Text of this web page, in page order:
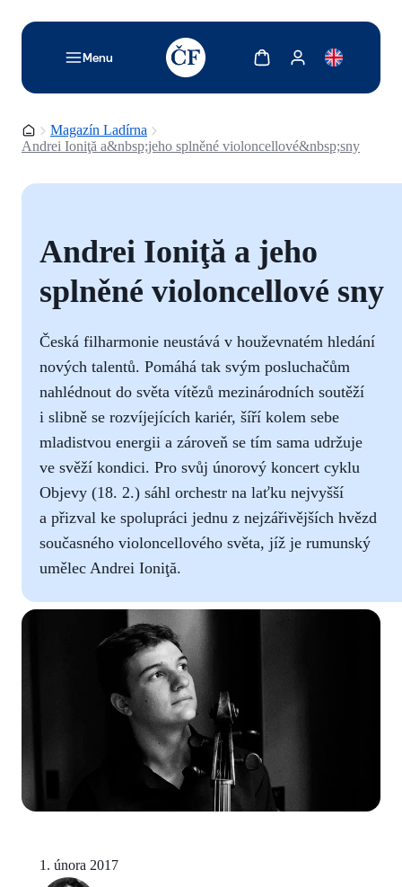
Menu
TODO: Add description for reader
Zobrazit košíkZobrazit můj účet
Domovská stránka
Magazín Ladírna
Andrei Ioniţă a&nbsp;jeho splněné violoncellové&nbsp;sny
Andrei Ioniţă a jeho
splněné violoncellové sny
Česká filharmonie neustává v houževnatém hledání
nových talentů. Pomáhá tak svým posluchačům
nahlédnout do světa vítězů mezinárodních soutěží
i slibně se rozvíjejících kariér, šíří kolem sebe
mladistvou energii a zároveň se tím sama udržuje
ve svěží kondici. Pro svůj únorový koncert cyklu
Objevy (18. 2.) sáhl orchestr na laťku nejvyšší
a přizval ke spolupráci jednu z nejzářivějších hvězd
současného violoncellového světa, jíž je rumunský
umělec Andrei Ioniţă.
1. února 2017